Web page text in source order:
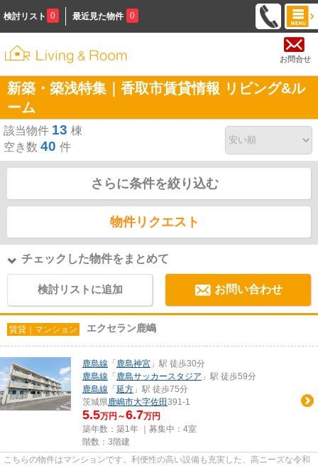
検討リスト 0 最近見た物件 0
お問合せ
新築・築浅特集｜香取市賃貸情報 リビング&ル
ーム
該当物件 13 棟
空き数 40 件
さらに条件を絞り込む
物件リクエスト
チェックした物件をまとめて
検討リストに追加 お問い合わせ
賃貸｜マンション エクセラン鹿嶋
鹿島線 「 鹿島神宮 」駅 徒歩30分
鹿島線 「 鹿島サッカースタジア 」駅 徒歩59分
鹿島線 「 延方 」駅 徒歩75分
茨城県鹿嶋市大字佐田391-1
5.5万円～6.7万円
築年数：築1年 ｜募集中： 4室
階数：3階建
こちらの物件はマンションです。利便性の高い設備も充実した、高ニーズな令和